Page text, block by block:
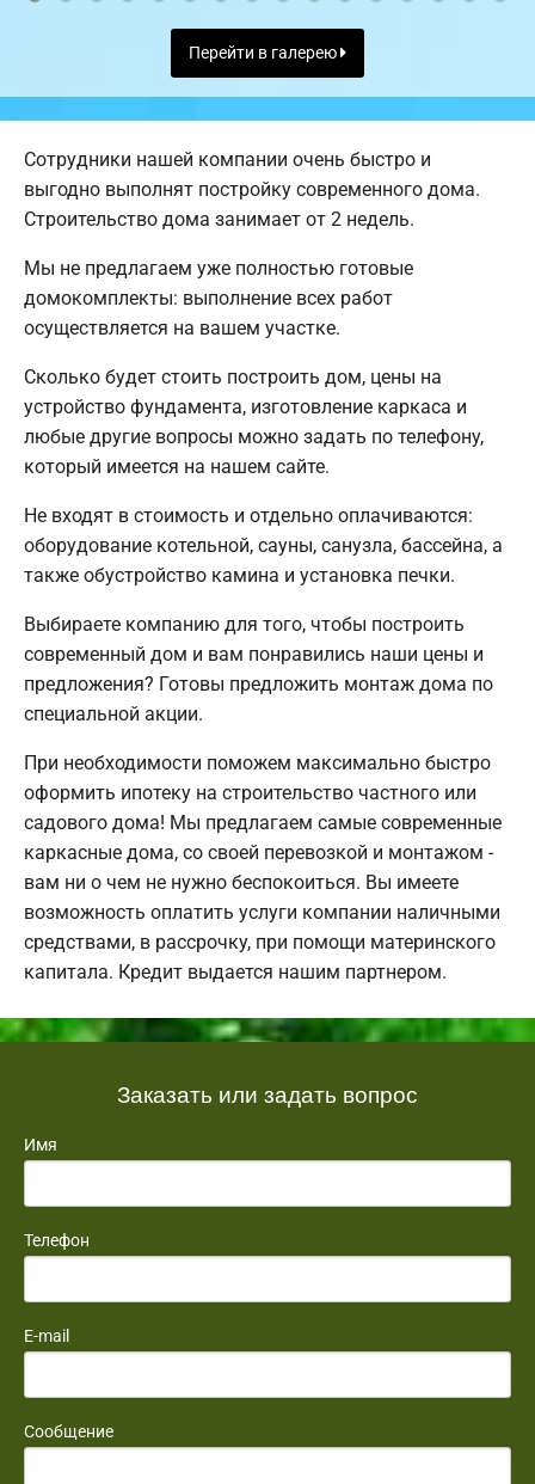
Перейти в галерею
Сотрудники нашей компании очень быстро и
выгодно выполнят постройку современного дома.
Строительство дома занимает от 2 недель.
Мы не предлагаем уже полностью готовые
домокомплекты: выполнение всех работ
осуществляется на вашем участке.
Сколько будет стоить построить дом, цены на
устройство фундамента, изготовление каркаса и
любые другие вопросы можно задать по телефону,
который имеется на нашем сайте.
Не входят в стоимость и отдельно оплачиваются:
оборудование котельной, сауны, санузла, бассейна, а
также обустройство камина и установка печки.
Выбираете компанию для того, чтобы построить
современный дом и вам понравились наши цены и
предложения? Готовы предложить монтаж дома по
специальной акции.
При необходимости поможем максимально быстро
оформить ипотеку на строительство частного или
садового дома! Мы предлагаем самые современные
каркасные дома, со своей перевозкой и монтажом -
вам ни о чем не нужно беспокоиться. Вы имеете
возможность оплатить услуги компании наличными
средствами, в рассрочку, при помощи материнского
капитала. Кредит выдается нашим партнером.
Заказать или задать вопрос
Имя
Телефон
E-mail
Сообщение